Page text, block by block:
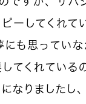
ーしてくれて
も思っていな
てくれている
なりましたし